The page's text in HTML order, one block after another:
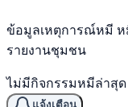
ข้อมูลเหตุการณ์หมี ห
รายงานชุมชน
ไม่มีกิจกรรมหมีล่าสุด